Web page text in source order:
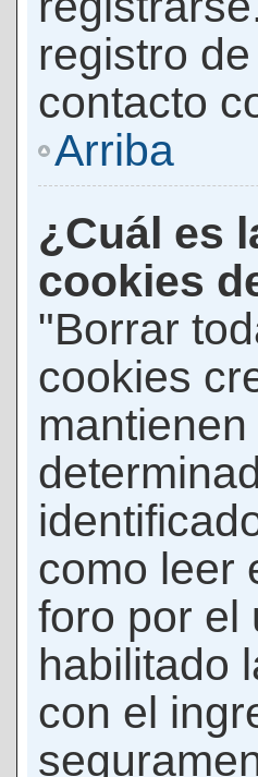
registro
contacto
Arriba
¿Cuál es
cookies
"Borrar
cookies
como leer
foro por el
habilitado
con el